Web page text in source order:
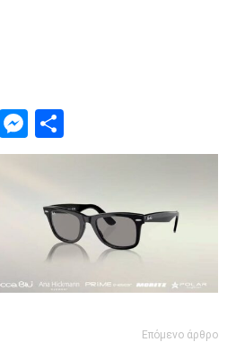
WhatsApp
Messenger
Επόμενο άρθρο